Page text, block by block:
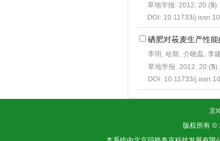
草地学报. 2012, 20 (5
DOI: 10.11733/
硒肥对莜麦生产性
李明, 哈斯, 介晓磊, 李
草地学报. 2012, 20 (5
DOI: 10.11733/
京
版权所有 ©